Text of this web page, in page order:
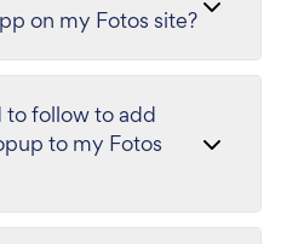
on my Fotos site?
to follow to add
to my Fotos